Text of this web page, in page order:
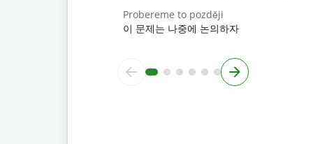
Probereme to později
이 문제는 나중에 논의하자